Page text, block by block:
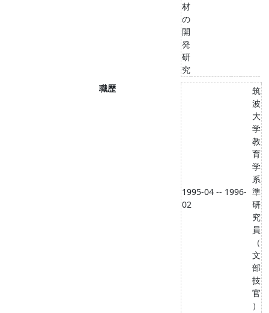
材
の
開
発
研
究
職歴
1995-04 -- 1996-
02
筑
波
大
学
教
育
学
系
準
研
究
員
（
文
部
技
官
）